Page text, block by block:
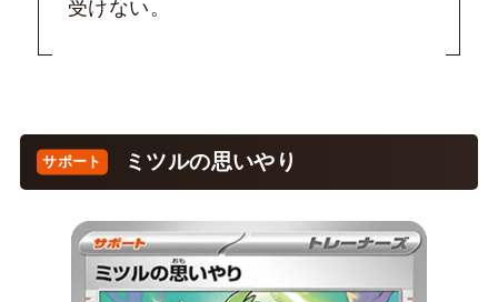
受けない。
ミツルの思いやり